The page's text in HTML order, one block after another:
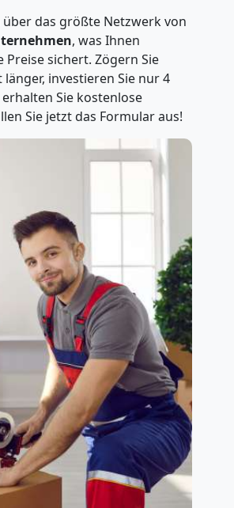
das größte Netzwerk von
, was Ihnen
Preise sichert. Zögern Sie
investieren Sie nur 4
Sie kostenlose
Sie jetzt das Formular aus!